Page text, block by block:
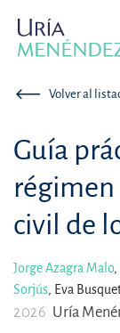
Volver al
Guía
civil de
Jorge Azagra Malo,
Sorjús, Eva
2026 Uría